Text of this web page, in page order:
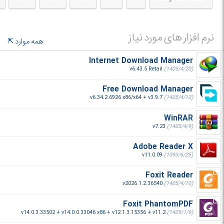
- نگران ارسال فایل های بزرگ نباشید؛ چمدان شما 30 مگابایت جا دارد
- این آدمهای معروف از کجا آمده اند؟
- چاق سلامتی با ویندوز؛ به نرم افزارهایتان سلام برسانید
- دوربین کوچک، رسوایی بزرگ
- و ...
نرم افزار های مورد نیاز
همه موارد
Internet Download Manager
v6.43.5 Retail (1405/4/20)
Free Download Manager
v6.34.2.6926 x86/x64 + v3.9.7 (1405/4/12)
WinRAR
v7.23 (1405/4/9)
Adobe Reader X
v11.0.09 (1393/6/25)
Foxit Reader
v2026.1.2.36540 (1405/4/10)
Foxit PhantomPDF
v14.0.3.33502 + v14.0.0.33046 x86 + v12.1.3.15356 + v11.2(1405/1/9)